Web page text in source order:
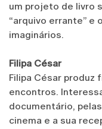
um projeto de livro
“arquivo errante” e
imaginários.
Filipa César
Filipa César produz
encontros.
documentário,
cinema e a sua